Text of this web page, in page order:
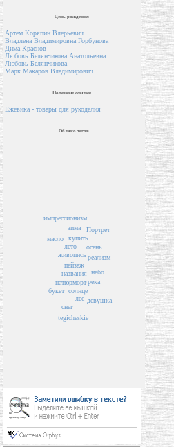
День рождения
Артем Коряпин Влерьевич
Владлена Владимировна Горбунова
Дима Краснов
Любовь Белянчикова Анатольевна
Любовь Белянчикова
Марк Макаров Владимирович
Полезные ссылки
Ежевика - товары для рукоделия
Облако тегов
пейзаж
названия
живопись
лето
натюрморт
купить
солнце
лес
зима
осень
букет
масло
река
снег
tegicheskie
реализм
небо
импрессионизм
Портрет
девушка